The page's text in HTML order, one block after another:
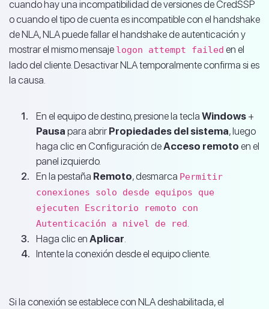
cuando hay una incompatibilidad de versiones de CredSSP
o cuando el tipo de cuenta es incompatible con el handshake
de NLA, NLA puede fallar el handshake de autenticación y
mostrar el mismo mensaje logon attempt failed en el
lado del cliente. Desactivar NLA temporalmente confirma si es
la causa.
En el equipo de destino, presione la tecla Windows +
Pausa para abrir Propiedades del sistema, luego
haga clic en Configuración deAcceso remoto en el
panel izquierdo.
En la pestaña Remoto, desmarca Permitir
conexiones solo desde equipos que
ejecuten Escritorio remoto con
Autenticación a nivel de red.
Haga clic en Aplicar.
Intente la conexión desde el equipo cliente.
Si la conexión se establece con NLA deshabilitada, el